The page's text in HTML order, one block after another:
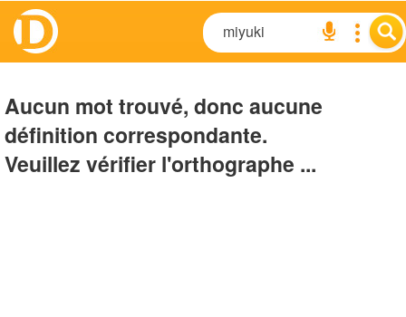
Aucun mot trouvé, donc aucune
définition correspondante.
Veuillez vérifier l'orthographe ...